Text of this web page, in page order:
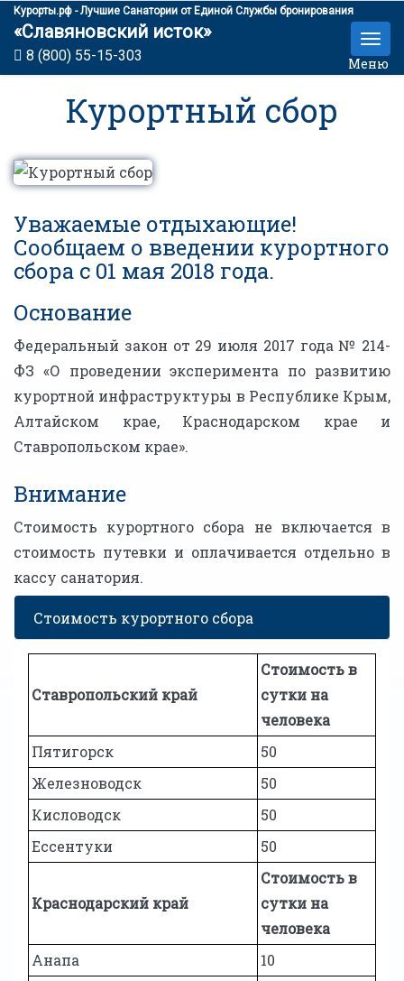
Курорты.рф - Лучшие Санатории от Единой Службы бронирования
«Славяновский исток»
8 (800) 55-15-303 Меню
Курортный сбор
Уважаемые отдыхающие!
Сообщаем о введении курортного
сбора с 01 мая 2018 года.
Основание
Федеральный закон от 29 июля 2017 года № 214-
ФЗ «О проведении эксперимента по развитию
курортной инфраструктуры в Республике Крым,
Алтайском крае, Краснодарском крае и
Ставропольском крае».
Внимание
Стоимость курортного сбора не включается в
стоимость путевки и оплачивается отдельно в
кассу санатория.
Стоимость курортного сбора
Ставропольский край
Стоимость в
сутки на
человека
Пятигорск
50
Железноводск
50
Кисловодск
50
Ессентуки
50
Краснодарский край
Стоимость в
сутки на
человека
Анапа
10